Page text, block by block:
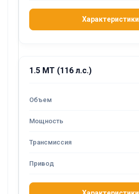
Характеристики
1.5 MT (116 л.с.)